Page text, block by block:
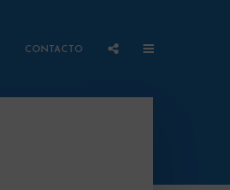
CONTACTO